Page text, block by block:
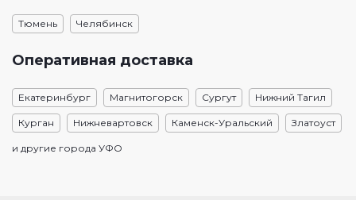
Тюмень Челябинск
Оперативная доставка
Екатеринбург Магнитогорск Сургут Нижний Тагил
Курган Нижневартовск Каменск-Уральский Златоуст
и другие города УФО